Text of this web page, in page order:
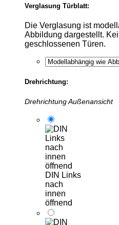
Verglasung Türblatt:
Die Verglasung ist
Abbildung dargestellt.
geschlossenen Türen.
Drehrichtung:
Drehrichtung Außenansicht
DIN Links
nach
innen
öffnend